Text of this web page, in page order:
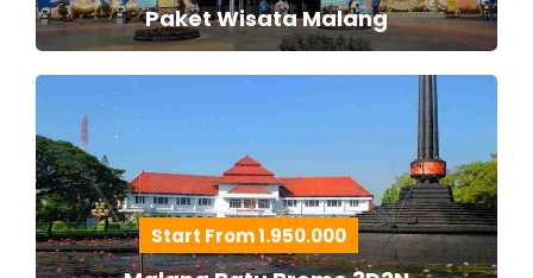
Paket Wisata Malang
Start From 1.950.000